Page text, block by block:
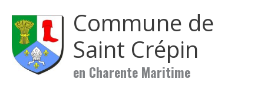
Commune de
Saint Crépin
en Charente Maritime